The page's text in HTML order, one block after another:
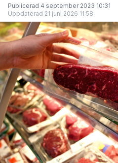
Publicerad 4 september 2023 10:31
Uppdaterad 21 juni 2026 11:58